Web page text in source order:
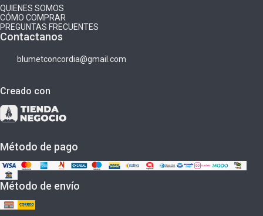
QUIENES SOMOS
CÓMO COMPRAR
PREGUNTAS FRECUENTES
Contactanos
blumetconcordia@gmail.com
Creado con
Método de pago
Método de envío